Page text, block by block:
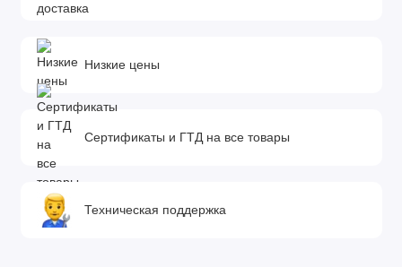
Низкие цены
Сертификаты и ГТД на все товары
Техническая поддержка